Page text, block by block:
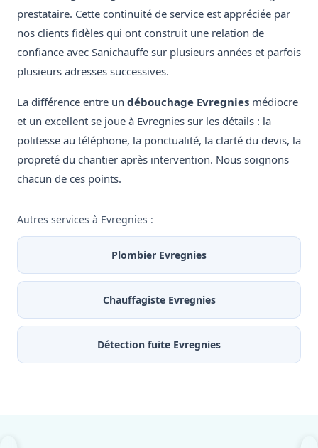
prestataire. Cette continuité de service est appréciée par
nos clients fidèles qui ont construit une relation de
confiance avec Sanichauffe sur plusieurs années et parfois
plusieurs adresses successives.
La différence entre un débouchage Evregnies médiocre
et un excellent se joue à Evregnies sur les détails : la
politesse au téléphone, la ponctualité, la clarté du devis, la
propreté du chantier après intervention. Nous soignons
chacun de ces points.
Autres services à Evregnies :
Plombier Evregnies
Chauffagiste Evregnies
Détection fuite Evregnies